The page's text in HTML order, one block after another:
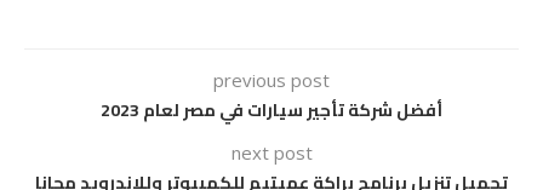
previous post
أفضل شركة تأجير سيارات في مصر لعام 2023
next post
تحميل تنزيل برنامج براكة عميتيم للكمبيوتر وللاندرويد مجانا